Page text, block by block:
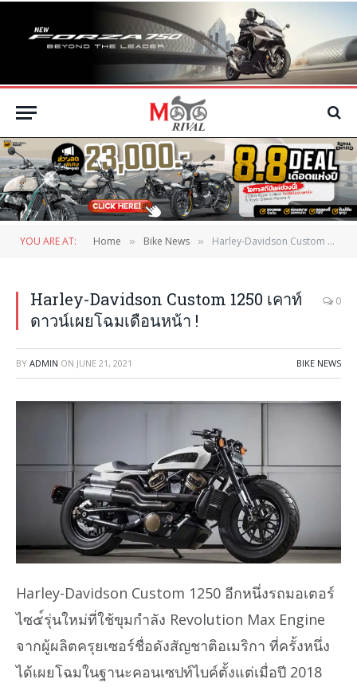
YOU ARE AT: Home » Bike News » Harley-Davidson Custom 1250 เคาท์ดาวน์เผยโฉมเดือนหน้า !
Harley-Davidson Custom 1250 เคาท์
ดาวน์เผยโฉมเดือนหน้า !
0
BY ADMIN ON JUNE 21, 2021 BIKE NEWS
Harley-Davidson Custom 1250 อีกหนึ่งรถมอเตอร์
ไซ๕์รุ่นใหม่ที่ใช้ขุมกำลัง Revolution Max Engine
จากผู้ผลิตครุยเซอร์ชื่อดังสัญชาติอเมริกา ที่ครั้งหนึ่ง
ได้เผยโฉมในฐานะคอนเซปท์ไบค์ตั้งแต่เมื่อปี 2018